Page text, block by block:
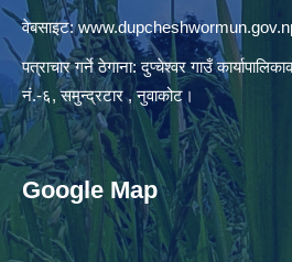
वेबसाइट:
पत्राचार गर्ने ठेगाना: दुप्चेश्वर गाउँ
नं.-६, समुन्द्रटार , नुवाकोट।
Google Map